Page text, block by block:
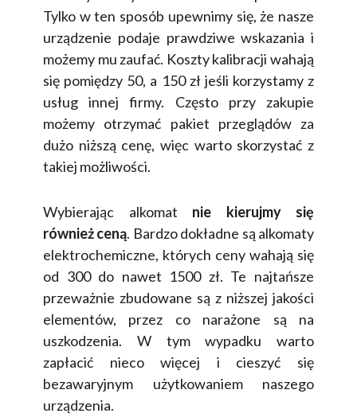
Tylko w ten sposób upewnimy się, że nasze
urządzenie podaje prawdziwe wskazania i
możemy mu zaufać. Koszty kalibracji wahają
się pomiędzy 50, a 150 zł jeśli korzystamy z
usług innej firmy. Często przy zakupie
możemy otrzymać pakiet przeglądów za
dużo niższą cenę, więc warto skorzystać z
takiej możliwości.
Wybierając alkomat nie kierujmy się
również ceną. Bardzo dokładne są alkomaty
elektrochemiczne, których ceny wahają się
od 300 do nawet 1500 zł. Te najtańsze
przeważnie zbudowane są z niższej jakości
elementów, przez co narażone są na
uszkodzenia. W tym wypadku warto
zapłacić nieco więcej i cieszyć się
bezawaryjnym użytkowaniem naszego
urządzenia.